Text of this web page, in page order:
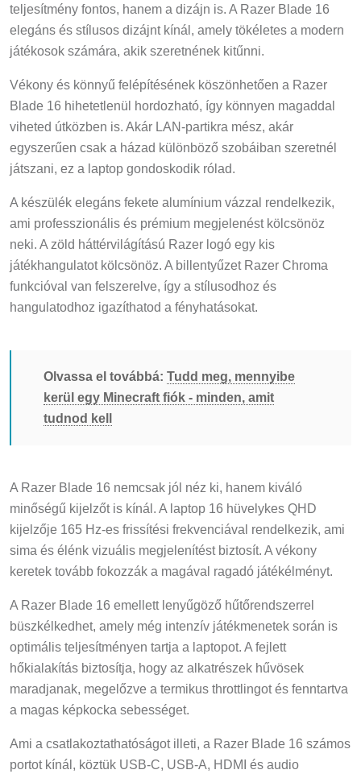
teljesítmény fontos, hanem a dizájn is. A Razer Blade 16
elegáns és stílusos dizájnt kínál, amely tökéletes a modern
játékosok számára, akik szeretnének kitűnni.
Vékony és könnyű felépítésének köszönhetően a Razer
Blade 16 hihetetlenül hordozható, így könnyen magaddal
viheted útközben is. Akár LAN-partikra mész, akár
egyszerűen csak a házad különböző szobáiban szeretnél
játszani, ez a laptop gondoskodik rólad.
A készülék elegáns fekete alumínium vázzal rendelkezik,
ami professzionális és prémium megjelenést kölcsönöz
neki. A zöld háttérvilágítású Razer logó egy kis
játékhangulatot kölcsönöz. A billentyűzet Razer Chroma
funkcióval van felszerelve, így a stílusodhoz és
hangulatodhoz igazíthatod a fényhatásokat.
Olvassa el továbbá: Tudd meg, mennyibe
kerül egy Minecraft fiók - minden, amit
tudnod kell
A Razer Blade 16 nemcsak jól néz ki, hanem kiváló
minőségű kijelzőt is kínál. A laptop 16 hüvelykes QHD
kijelzője 165 Hz-es frissítési frekvenciával rendelkezik, ami
sima és élénk vizuális megjelenítést biztosít. A vékony
keretek tovább fokozzák a magával ragadó játékélményt.
A Razer Blade 16 emellett lenyűgöző hűtőrendszerrel
büszkélkedhet, amely még intenzív játékmenetek során is
optimális teljesítményen tartja a laptopot. A fejlett
hőkialakítás biztosítja, hogy az alkatrészek hűvösek
maradjanak, megelőzve a termikus throttlingot és fenntartva
a magas képkocka sebességet.
Ami a csatlakoztathatóságot illeti, a Razer Blade 16 számos
portot kínál, köztük USB-C, USB-A, HDMI és audio